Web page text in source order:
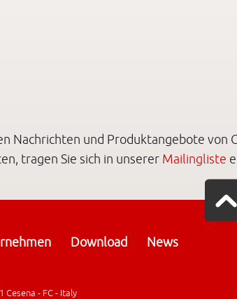
Nachrichten und Produktangebote von
tragen Sie sich in unserer Mailingliste
Download News
Cesena - FC - Italy